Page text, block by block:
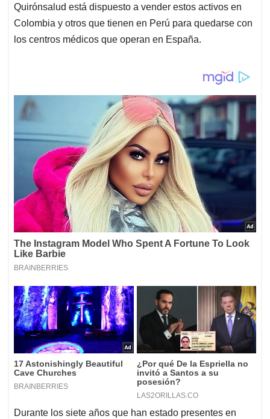
Quirónsalud está dispuesto a vender estos activos en
Colombia y otros que tienen en Perú para quedarse con
los centros médicos que operan en España.
Durante los siete años que han estado presentes en